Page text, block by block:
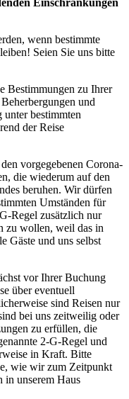
Einschränkungen
wenn bestimmte
Seien Sie uns bitte
Bestimmungen zu Ihrer
und
bestimmten
der Reise
vorgegebenen Corona-
die wiederum auf den
beruhen. Wir dürfen
Umständen für
Regel zusätzlich nur
zu wollen, weil das in
Gäste und uns selbst
vor Ihrer Buchung
über eventuell
sind Reisen nur
bei uns zeitweilig oder
zu erfüllen, die
2-G-Regel und
in Kraft. Bitte
wie wir zum Zeitpunkt
in unserem Haus